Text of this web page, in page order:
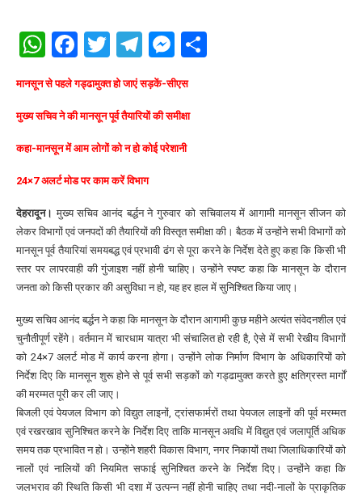
WhatsApp
Facebook
Twitter
Telegram
Messenger
मानसून से पहले गड्ढामुक्त हो जाएं सड़कें-सीएस
मुख्य सचिव ने की मानसून पूर्व तैयारियों की समीक्षा
कहा-मानसून में आम लोगों को न हो कोई परेशानी
24×7 अलर्ट मोड पर काम करें विभाग
देहरादून। मुख्य सचिव आनंद बर्द्धन ने गुरुवार को सचिवालय में आगामी मानसून सीजन को
लेकर विभागों एवं जनपदों की तैयारियों की विस्तृत समीक्षा की। बैठक में उन्होंने सभी विभागों को
मानसून पूर्व तैयारियां समयबद्ध एवं प्रभावी ढंग से पूरा करने के निर्देश देते हुए कहा कि किसी भी
स्तर पर लापरवाही की गुंजाइश नहीं होनी चाहिए। उन्होंने स्पष्ट कहा कि मानसून के दौरान
जनता को किसी प्रकार की असुविधा न हो, यह हर हाल में सुनिश्चित किया जाए।
मुख्य सचिव आनंद बर्द्धन ने कहा कि मानसून के दौरान आगामी कुछ महीने अत्यंत संवेदनशील एवं
चुनौतीपूर्ण रहेंगे। वर्तमान में चारधाम यात्रा भी संचालित हो रही है, ऐसे में सभी रेखीय विभागों
को 24×7 अलर्ट मोड में कार्य करना होगा। उन्होंने लोक निर्माण विभाग के अधिकारियों को
निर्देश दिए कि मानसून शुरू होने से पूर्व सभी सड़कों को गड्ढामुक्त करते हुए क्षतिग्रस्त मार्गों
की मरम्मत पूरी कर ली जाए।
बिजली एवं पेयजल विभाग को विद्युत लाइनों, ट्रांसफार्मरों तथा पेयजल लाइनों की पूर्व मरम्मत
एवं रखरखाव सुनिश्चित करने के निर्देश दिए ताकि मानसून अवधि में विद्युत एवं जलापूर्ति अधिक
समय तक प्रभावित न हो। उन्होंने शहरी विकास विभाग, नगर निकायों तथा जिलाधिकारियों को
नालों एवं नालियों की नियमित सफाई सुनिश्चित करने के निर्देश दिए। उन्होंने कहा कि
जलभराव की स्थिति किसी भी दशा में उत्पन्न नहीं होनी चाहिए तथा नदी-नालों के प्राकृतिक